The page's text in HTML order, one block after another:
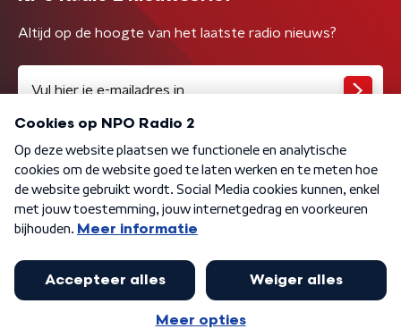
Altijd op de hoogte van het laatste radio nieuws?
Algemene voorwaarden